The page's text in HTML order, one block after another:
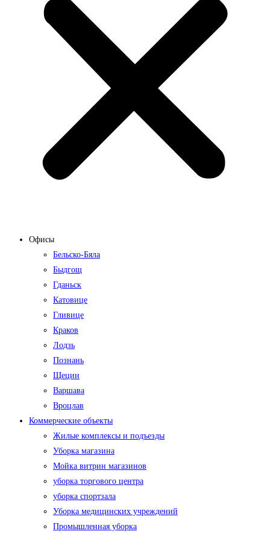
Офисы
Бельско-Бяла
Быдгощ
Гданьск
Катовице
Гливице
Краков
Лодзь
Познань
Щецин
Варшава
Вроцлав
Коммерческие объекты
Жилые комплексы и подъезды
Уборка магазина
Мойка витрин магазинов
уборка торгового центра
уборка спортзала
Уборка медицинских учреждений
Промышленная уборка